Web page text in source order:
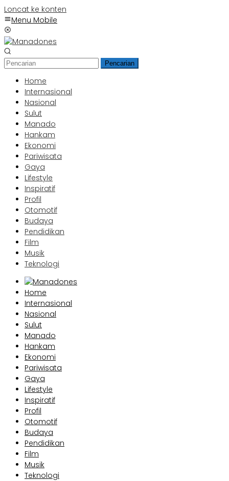
Loncat ke konten
Menu Mobile
Pencarian
Home
Internasional
Nasional
Sulut
Manado
Hankam
Ekonomi
Pariwisata
Gaya
Lifestyle
Inspiratif
Profil
Otomotif
Budaya
Pendidikan
Film
Musik
Teknologi
Home
Internasional
Nasional
Sulut
Manado
Hankam
Ekonomi
Pariwisata
Gaya
Lifestyle
Inspiratif
Profil
Otomotif
Budaya
Pendidikan
Film
Musik
Teknologi